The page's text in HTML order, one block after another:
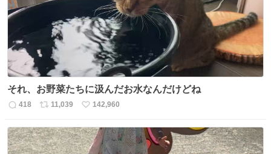
それ、お野菜たちに汲んだお水なんだけどね
返
数
418
リ
ス
ト
11,039
い
ね
数
142,960